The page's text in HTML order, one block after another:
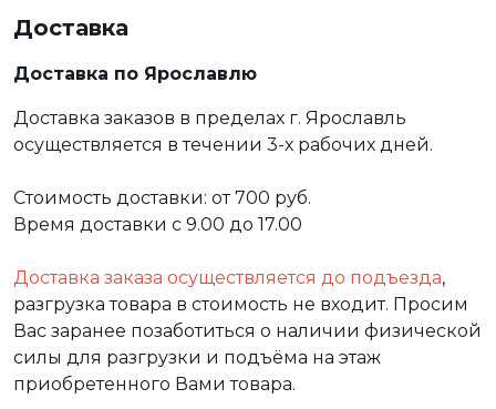
Доставка
Доставка по Ярославлю
Доставка заказов в пределах г. Ярославль
осуществляется в течении 3-х рабочих дней.
Стоимость доставки: от 700 руб.
Время доставки с 9.00 до 17.00
Доставка заказа осуществляется до подъезда,
разгрузка товара в стоимость не входит. Просим
Вас заранее позаботиться о наличии физической
силы для разгрузки и подъёма на этаж
приобретенного Вами товара.